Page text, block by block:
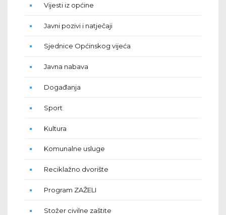
Vijesti iz općine
Javni pozivi i natječaji
Sjednice Općinskog vijeća
Javna nabava
Događanja
Sport
Kultura
Komunalne usluge
Reciklažno dvorište
Program ZAŽELI
Stožer civilne zaštite